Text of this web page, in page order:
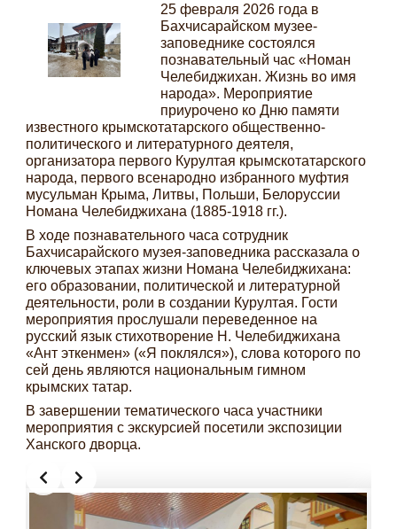
25 февраля 2026 года в
Бахчисарайском музее-
заповеднике состоялся
познавательный час «Номан
Челебиджихан. Жизнь во имя
народа». Мероприятие
приурочено ко Дню памяти
известного крымскотатарского общественно-
политического и литературного деятеля,
организатора первого Курултая крымскотатарского
народа, первого всенародно избранного муфтия
мусульман Крыма, Литвы, Польши, Белоруссии
Номана Челебиджихана (1885-1918 гг.).
В ходе познавательного часа сотрудник
Бахчисарайского музея-заповедника рассказала о
ключевых этапах жизни Номана Челебиджихана:
его образовании, политической и литературной
деятельности, роли в создании Курултая. Гости
мероприятия прослушали переведенное на
русский язык стихотворение Н. Челебиджихана
«Ант эткенмен» («Я поклялся»), слова которого по
сей день являются национальным гимном
крымских татар.
В завершении тематического часа участники
мероприятия с экскурсией посетили экспозиции
Ханского дворца.